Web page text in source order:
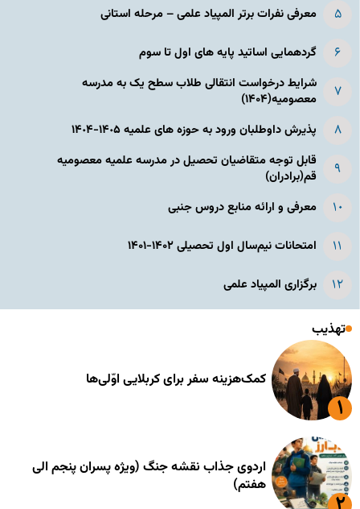
معرفی نفرات برتر المپیاد علمی – مرحله استانی
گردهمایی اساتید پایه های اول تا سوم
شرایط درخواست انتقالی طلاب سطح یک به مدرسه
معصومیه(۱۴۰۴)
پذیرش داوطلبان ورود به حوزه های علمیه ١۴٠۵-١۴٠۴
قابل توجه متقاضیان تحصیل در مدرسه علمیه معصومیه
قم(برادران)
معرفی و ارائه منابع دروس جنبی
امتحانات نیم‌سال اول تحصیلی ۱۴۰۲-۱۴۰۱
برگزاری المپیاد علمی
تهذیب
کمک‌هزینه سفر برای کربلایی اوّلی‌ها
اردوی جذاب نقشه جنگ (ویژه پسران پنجم الی
هفتم)